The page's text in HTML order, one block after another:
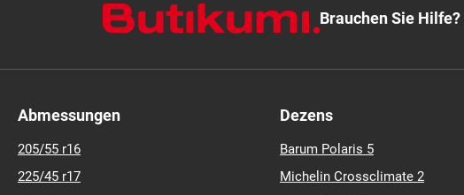
Brauchen Sie Hilfe?
Abmessungen
205/55 r16
225/45 r17
Dezens
Barum Polaris 5
Michelin Crossclimate 2